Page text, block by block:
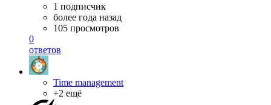
1 подписчик
более года назад
105 просмотров
0
ответов
Time management
+2 ещё